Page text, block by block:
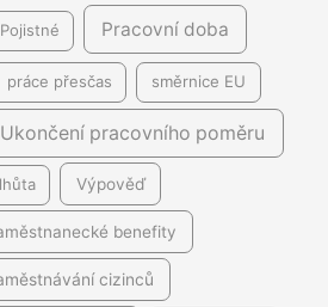
Pojistné Pracovní doba
práce přesčas směrnice EU
Ukončení pracovního poměru
Výpověď
benefity
cizinců